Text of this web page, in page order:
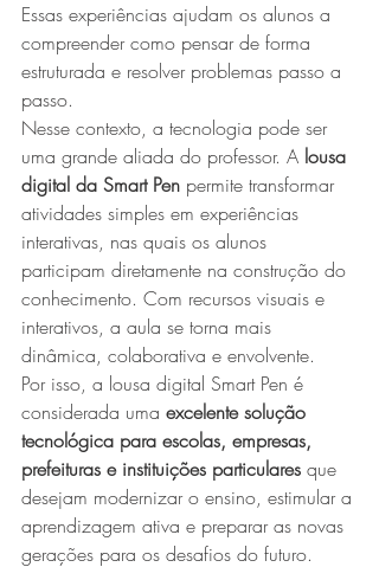
Essas experiências ajudam os alunos a
compreender como pensar de forma
estruturada e resolver problemas passo a
passo.
Nesse contexto, a tecnologia pode ser
uma grande aliada do professor. A lousa
digital da Smart Pen permite transformar
atividades simples em experiências
interativas, nas quais os alunos
participam diretamente na construção do
conhecimento. Com recursos visuais e
interativos, a aula se torna mais
dinâmica, colaborativa e envolvente.
Por isso, a lousa digital Smart Pen é
considerada uma excelente solução
tecnológica para escolas, empresas,
prefeituras e instituições particulares que
desejam modernizar o ensino, estimular a
aprendizagem ativa e preparar as novas
gerações para os desafios do futuro.